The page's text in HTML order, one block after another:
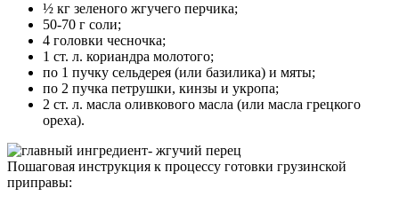
½ кг зеленого жгучего перчика;
50-70 г соли;
4 головки чесночка;
1 ст. л. кориандра молотого;
по 1 пучку сельдерея (или базилика) и мяты;
по 2 пучка петрушки, кинзы и укропа;
2 ст. л. масла оливкового масла (или масла грецкого
ореха).
Пошаговая инструкция к процессу готовки грузинской
приправы: